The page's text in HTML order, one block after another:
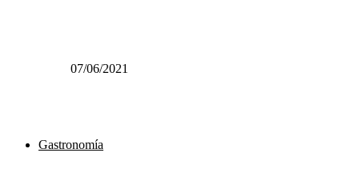
07/06/2021
Gastronomía